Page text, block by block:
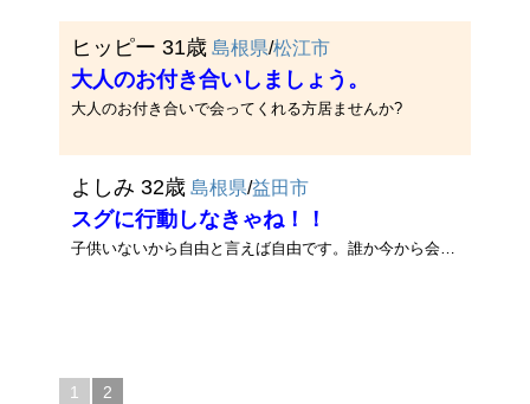
ヒッピー 31歳 島根県/松江市
大人のお付き合いしましょう。
大人のお付き合いで会ってくれる方居ませんか?
よしみ 32歳 島根県/益田市
スグに行動しなきゃね！！
子供いないから自由と言えば自由です。誰か今から会えませんか？年齢も年齢ですから、それなりに年上の方でね。
1 2